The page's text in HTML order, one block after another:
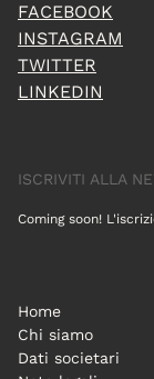
FACEBOOK
INSTAGRAM
TWITTER
LINKEDIN
ISCRIVITI ALLA
Coming soon!
Home
Chi siamo
Dati societari